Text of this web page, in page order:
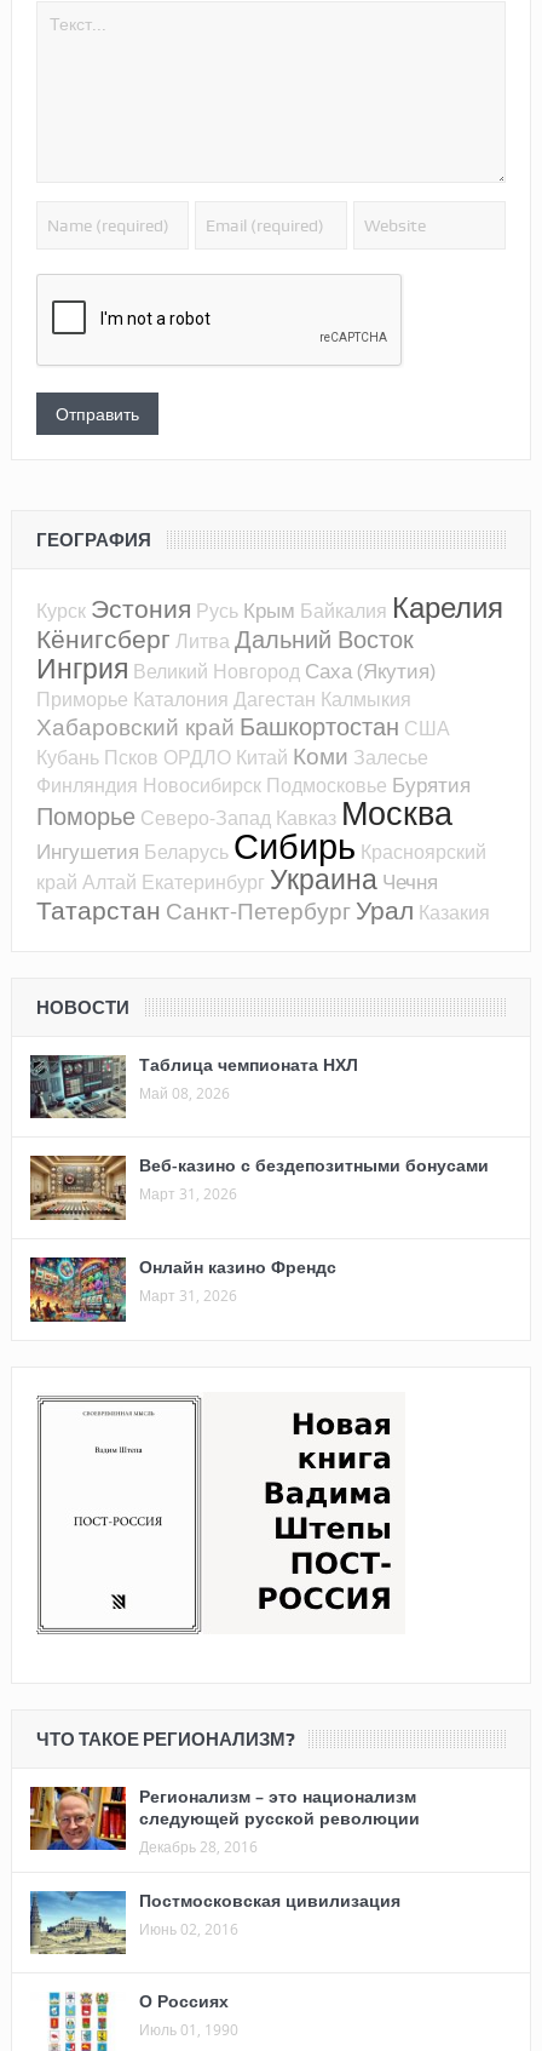
ГЕОГРАФИЯ
Курск Эстония Русь Крым Байкалия Карелия
Кёнигсберг ЛитваДальний Восток
Ингрия Великий Новгород Саха (Якутия)
Приморье Каталония Дагестан Калмыкия
Хабаровский край Башкортостан США
Кубань Псков ОРДЛО Китай Коми Залесье
Финляндия Новосибирск Подмосковье Бурятия
Поморье Северо-Запад Кавказ Москва
Ингушетия Беларусь Сибирь Красноярский
край Алтай Екатеринбург Украина Чечня
Татарстан Санкт-Петербург Урал Казакия
НОВОСТИ
Таблица чемпионата НХЛ
Май 08, 2026
Веб-казино с бездепозитными бонусами
Март 31, 2026
Онлайн казино Френдс
Март 31, 2026
ЧТО ТАКОЕ РЕГИОНАЛИЗМ?
Регионализм – это национализм
следующей русской революции
Декабрь 28, 2016
Постмосковская цивилизация
Июнь 02, 2016
О Россиях
Июль 01, 1990